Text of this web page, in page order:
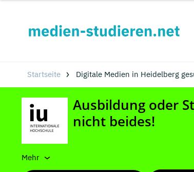
Startseite Digitale Medien in Heidelberg
Mehr